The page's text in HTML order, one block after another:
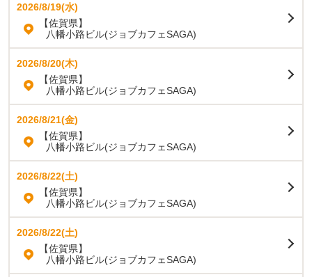
2026/8/19(水)
【佐賀県】
八幡小路ビル(ジョブカフェSAGA)
2026/8/20(木)
【佐賀県】
八幡小路ビル(ジョブカフェSAGA)
2026/8/21(金)
【佐賀県】
八幡小路ビル(ジョブカフェSAGA)
2026/8/22(土)
【佐賀県】
八幡小路ビル(ジョブカフェSAGA)
2026/8/22(土)
【佐賀県】
八幡小路ビル(ジョブカフェSAGA)